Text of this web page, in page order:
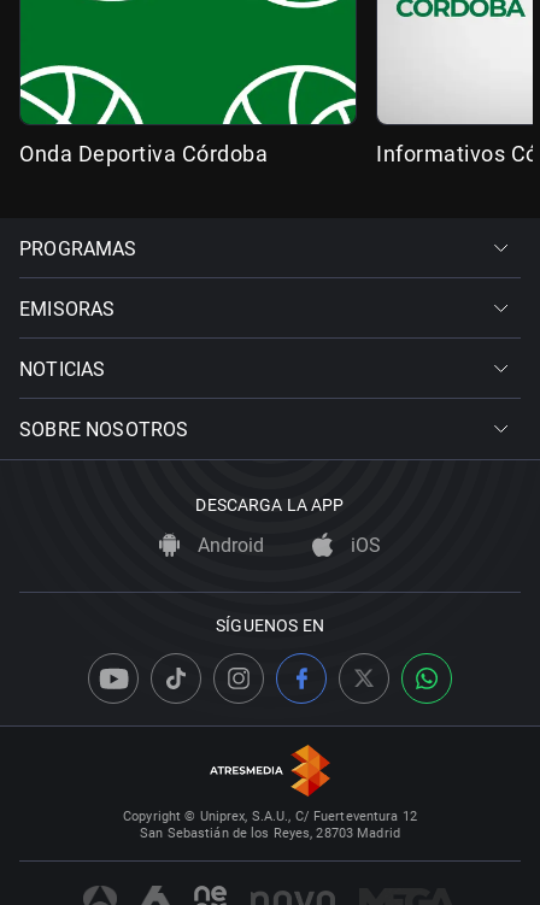
Onda Deportiva Córdoba Informativos
PROGRAMAS
EMISORAS
NOTICIAS
SOBRE NOSOTROS
DESCARGA LA APP
Android iOS
SÍGUENOS EN
Copyright © Uniprex, S.A.U., C/ Fuerteventura 12
San Sebastián de los Reyes, 28703 Madrid